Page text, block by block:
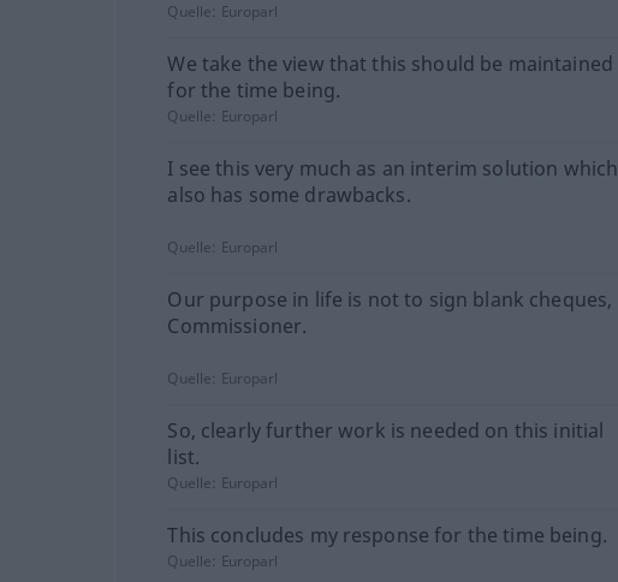
Quelle: Europarl
We take the view that this should be maintained
for the time being.
Quelle: Europarl
I see this very much as an interim solution which
also has some drawbacks.
Quelle: Europarl
Our purpose in life is not to sign blank cheques,
Commissioner.
Quelle: Europarl
So, clearly further work is needed on this initial
list.
Quelle: Europarl
This concludes my response for the time being.
Quelle: Europarl